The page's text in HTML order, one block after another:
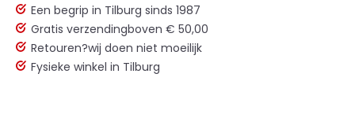
Een begrip in Tilburg sinds 1987
Gratis verzendingboven € 50,00
Retouren?wij doen niet moeilijk
Fysieke winkel in Tilburg